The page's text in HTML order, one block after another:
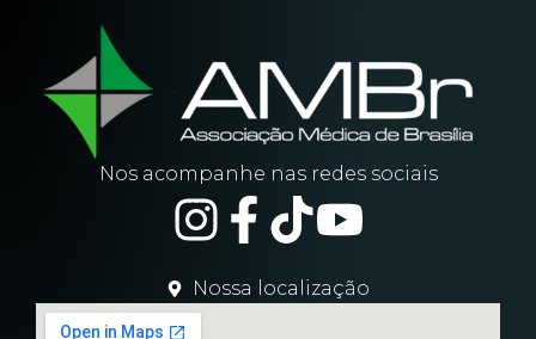
Nos acompanhe nas redes sociais
Nossa localização